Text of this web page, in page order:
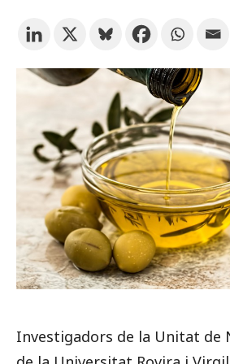
Investigadors de la Unitat de